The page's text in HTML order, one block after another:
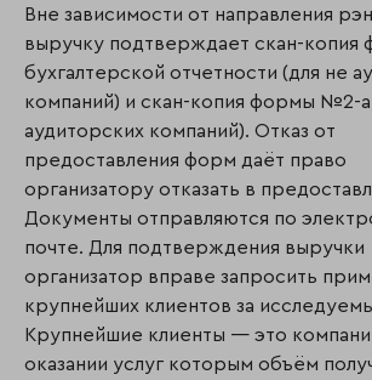
Вне зависимости от направления
выручку подтверждает скан-
бухгалтерской отчетности (для не
компаний) и скан-копия формы №2-
аудиторских компаний). Отказ от
предоставления форм даёт право
организатору отказать в
Документы отправляются по
почте. Для подтверждения выручки
организатор вправе запросить
крупнейших клиентов за
Крупнейшие клиенты — это
оказании услуг которым объём